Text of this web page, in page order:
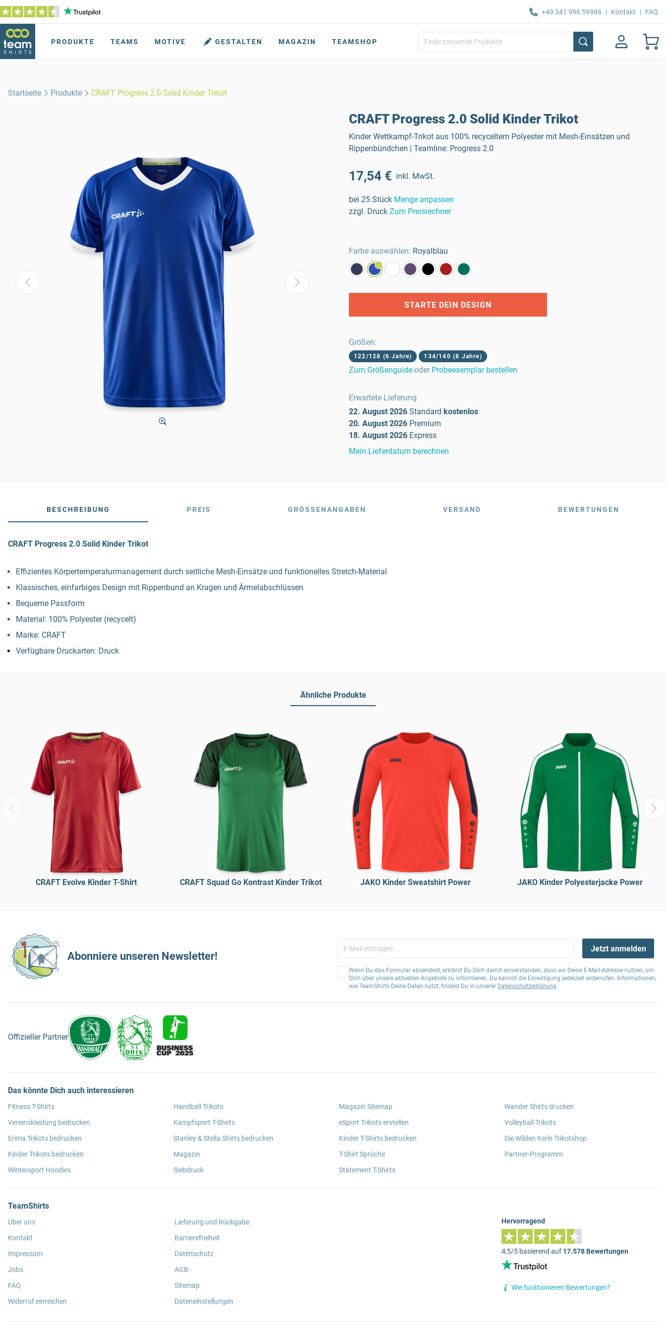
+49 341 996 59986 | Kontakt | FAQ
PRODUKTE TEAMS MOTIVE GESTALTEN MAGAZIN TEAMSHOP
Startseite Produkte CRAFT Progress 2.0 Solid Kinder Trikot
CRAFT Progress 2.0 Solid Kinder Trikot
Kinder Wettkampf-Trikot aus 100% recyceltem Polyester mit Mesh-Einsätzen und
Rippenbündchen | Teamline: Progress 2.0
17,54 € inkl. MwSt.
bei 25 Stück Menge anpassen
zzgl. Druck Zum Preisrechner
Farbe auswählen: Royalblau
STARTE DEIN DESIGN
Größen:
122/128 (6 Jahre) 134/140 (8 Jahre)
Zum Größenguide oder Probeexemplar bestellen
Erwartete Lieferung
22. August 2026 Standard kostenlos
20. August 2026 Premium
18. August 2026 Express
Mein Lieferdatum berechnen
BESCHREIBUNG PREIS GRÖSSENANGABEN VERSAND BEWERTUNGEN
CRAFT Progress 2.0 Solid Kinder Trikot
Effizientes Körpertemperaturmanagement durch seitliche Mesh-Einsätze und funktionelles Stretch-Material
Klassisches, einfarbiges Design mit Rippenbund an Kragen und Ärmelabschlüssen
Bequeme Passform
Material: 100% Polyester (recycelt)
Marke: CRAFT
Verfügbare Druckarten: Druck
Ähnliche Produkte
CRAFT Evolve Kinder T-Shirt CRAFT Squad Go Kontrast Kinder Trikot JAKO Kinder Sweatshirt Power JAKO Kinder Polyesterjacke Power
Abonniere unseren Newsletter!
Jetzt anmelden
Wenn Du das Formular absendest, erklärst Du Dich damit einverstanden, dass wir Deine E-Mail-Adresse nutzen, um
Dich über unsere aktuellen Angebote zu informieren. Du kannst die Einwilligung jederzeit widerrufen. Informationen,
wie TeamShirts Deine Daten nutzt, findest Du in unserer Datenschutzerklärung.
Offizieller Partner
Das könnte Dich auch interessieren
Fitness T-Shirts
Vereinskleidung bedrucken
Erima Trikots bedrucken
Kinder Trikots bedrucken
Wintersport Hoodies
Handball Trikots
Kampfsport T-Shirts
Stanley & Stella Shirts bedrucken
Magazin
Siebdruck
Magazin Sitemap
eSport Trikots erstellen
Kinder T-Shirts bedrucken
T-Shirt Sprüche
Statement T-Shirts
Wander Shirts drucken
Volleyball Trikots
Die Wilden Kerle Trikotshop
Partner-Programm
TeamShirts
Über uns
Kontakt
Impressum
Jobs
FAQ
Widerruf einreichen
Lieferung und Rückgabe
Barrierefreiheit
Datenschutz
AGB
Sitemap
Dateneinstellungen
Hervorragend
4,5/5 basierend auf 17.578 Bewertungen
Wie funktionieren Bewertungen?